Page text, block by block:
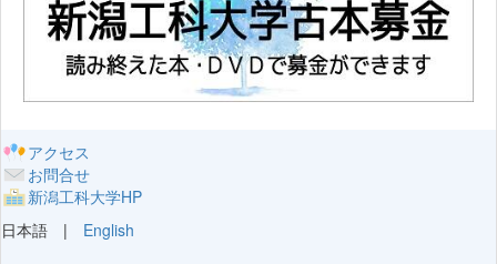
アクセス
お問合せ
新潟工科大学HP
日本語 | English